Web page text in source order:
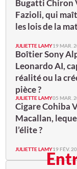
Bugatti Chiron
Fazioli, qui
les lois de la
JULIETTE LAMY19 MAR.
Boîtier Sony
Leonardo AI,
réalité ou la
pièce ?
JULIETTE LAMY05 MAR.
Cigare Cohiba
Macallan,
l’élite ?
JULIETTE LAMY19 FÉV.